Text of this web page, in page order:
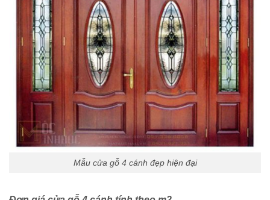
Mẫu cửa gỗ 4 cánh đẹp hiện đại